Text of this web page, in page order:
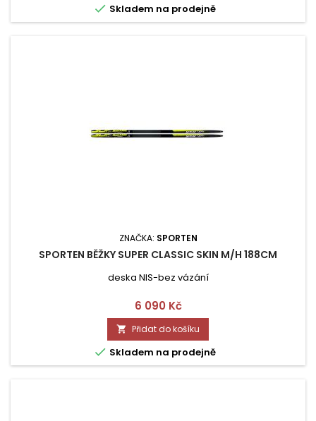
 Skladem na prodejně
ZNAČKA: SPORTEN
SPORTEN BĚŽKY SUPER CLASSIC SKIN M/H 188CM
deska NIS-bez vázání
Cena
6 090 Kč
 Přidat do košíku
 Skladem na prodejně